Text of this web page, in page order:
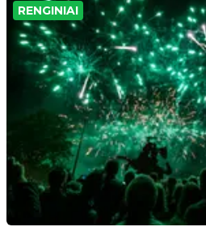
RENGINIAI